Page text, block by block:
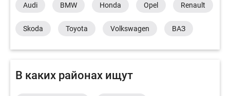
Audi BMW Honda Opel Renault
Skoda Toyota Volkswagen ВАЗ
В каких районах ищут